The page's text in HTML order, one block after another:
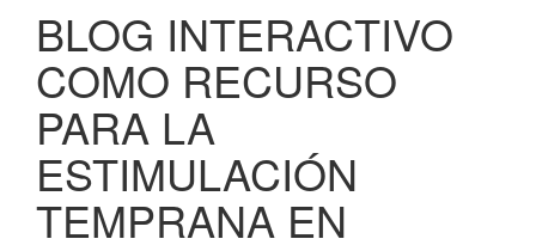
BLOG INTERACTIVO
COMO RECURSO
PARA LA
ESTIMULACIÓN
TEMPRANA EN